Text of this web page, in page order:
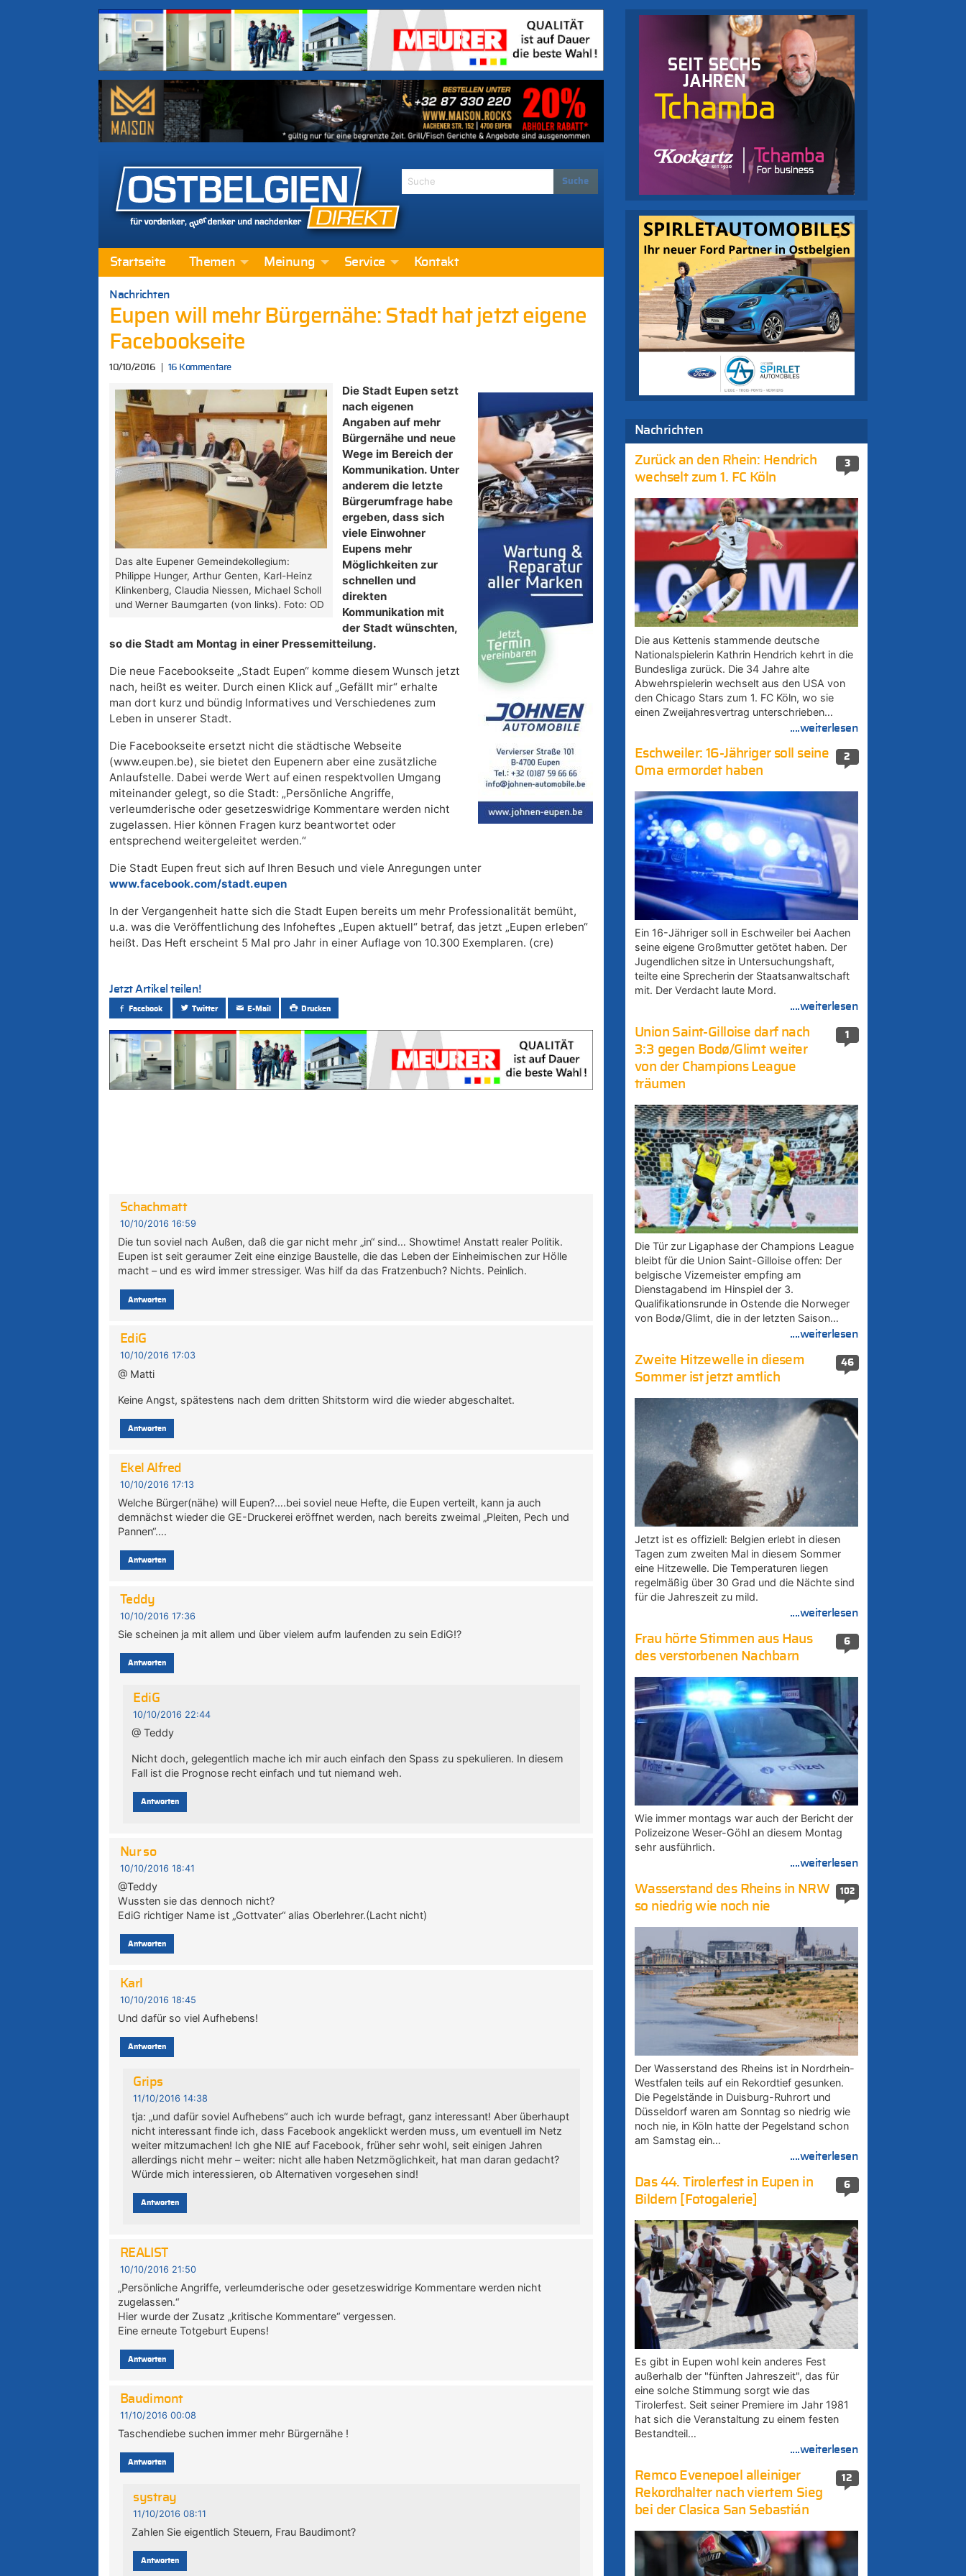
Startseite Themen Meinung Service Kontakt
Nachrichten
Eupen will mehr Bürgernähe: Stadt hat jetzt eigene
Facebookseite
10/10/2016 16 Kommentare
Das alte Eupener Gemeindekollegium:
Philippe Hunger, Arthur Genten, Karl-Heinz
Klinkenberg, Claudia Niessen, Michael Scholl
und Werner Baumgarten (von links). Foto: OD
Die Stadt Eupen setzt
nach eigenen
Angaben auf mehr
Bürgernähe und neue
Wege im Bereich der
Kommunikation. Unter
anderem die letzte
Bürgerumfrage habe
ergeben, dass sich
viele Einwohner
Eupens mehr
Möglichkeiten zur
schnellen und
direkten
Kommunikation mit
der Stadt wünschten,
so die Stadt am Montag in einer Pressemitteilung.
Die neue Facebookseite „Stadt Eupen“ komme diesem Wunsch jetzt
nach, heißt es weiter. Durch einen Klick auf „Gefällt mir“ erhalte
man dort kurz und bündig Informatives und Verschiedenes zum
Leben in unserer Stadt.
Die Facebookseite ersetzt nicht die städtische Webseite
(www.eupen.be), sie bietet den Eupenern aber eine zusätzliche
Anlaufstelle. Dabei werde Wert auf einen respektvollen Umgang
miteinander gelegt, so die Stadt: „Persönliche Angriffe,
verleumderische oder gesetzeswidrige Kommentare werden nicht
zugelassen. Hier können Fragen kurz beantwortet oder
entsprechend weitergeleitet werden.“
Die Stadt Eupen freut sich auf Ihren Besuch und viele Anregungen unter
www.facebook.com/stadt.eupen
In der Vergangenheit hatte sich die Stadt Eupen bereits um mehr Professionalität bemüht,
u.a. was die Veröffentlichung des Infoheftes „Eupen aktuell“ betraf, das jetzt „Eupen erleben“
heißt. Das Heft erscheint 5 Mal pro Jahr in einer Auflage von 10.300 Exemplaren. (cre)
Jetzt Artikel teilen!
Facebook Twitter E-Mail Drucken
Schachmatt
10/10/2016 16:59
Die tun soviel nach Außen, daß die gar nicht mehr „in“ sind… Showtime! Anstatt realer Politik.
Eupen ist seit geraumer Zeit eine einzige Baustelle, die das Leben der Einheimischen zur Hölle
macht – und es wird immer stressiger. Was hilf da das Fratzenbuch? Nichts. Peinlich.
Antworten
EdiG
10/10/2016 17:03
@ Matti
Keine Angst, spätestens nach dem dritten Shitstorm wird die wieder abgeschaltet.
Antworten
Ekel Alfred
10/10/2016 17:13
Welche Bürger(nähe) will Eupen?….bei soviel neue Hefte, die Eupen verteilt, kann ja auch
demnächst wieder die GE-Druckerei eröffnet werden, nach bereits zweimal „Pleiten, Pech und
Pannen“….
Antworten
Teddy
10/10/2016 17:36
Sie scheinen ja mit allem und über vielem aufm laufenden zu sein EdiG!?
Antworten
EdiG
10/10/2016 22:44
@ Teddy
Nicht doch, gelegentlich mache ich mir auch einfach den Spass zu spekulieren. In diesem
Fall ist die Prognose recht einfach und tut niemand weh.
Antworten
Nur so
10/10/2016 18:41
@Teddy
Wussten sie das dennoch nicht?
EdiG richtiger Name ist „Gottvater“ alias Oberlehrer.(Lacht nicht)
Antworten
Karl
10/10/2016 18:45
Und dafür so viel Aufhebens!
Antworten
Grips
11/10/2016 14:38
tja: „und dafür soviel Aufhebens“ auch ich wurde befragt, ganz interessant! Aber überhaupt
nicht interessant finde ich, dass Facebook angeklickt werden muss, um eventuell im Netz
weiter mitzumachen! Ich ghe NIE auf Facebook, früher sehr wohl, seit einigen Jahren
allerdings nicht mehr – weiter: nicht alle haben Netzmöglichkeit, hat man daran gedacht?
Würde mich interessieren, ob Alternativen vorgesehen sind!
Antworten
REALIST
10/10/2016 21:50
„Persönliche Angriffe, verleumderische oder gesetzeswidrige Kommentare werden nicht
zugelassen.“
Hier wurde der Zusatz „kritische Kommentare“ vergessen.
Eine erneute Totgeburt Eupens!
Antworten
Baudimont
11/10/2016 00:08
Taschendiebe suchen immer mehr Bürgernähe !
Antworten
systray
11/10/2016 08:11
Zahlen Sie eigentlich Steuern, Frau Baudimont?
Antworten
Nachrichten
3
Zurück an den Rhein: Hendrich
wechselt zum 1. FC Köln
Die aus Kettenis stammende deutsche
Nationalspielerin Kathrin Hendrich kehrt in die
Bundesliga zurück. Die 34 Jahre alte
Abwehrspielerin wechselt aus den USA von
den Chicago Stars zum 1. FC Köln, wo sie
einen Zweijahresvertrag unterschrieben…
....weiterlesen
2
Eschweiler: 16-Jähriger soll seine
Oma ermordet haben
Ein 16-Jähriger soll in Eschweiler bei Aachen
seine eigene Großmutter getötet haben. Der
Jugendlichen sitze in Untersuchungshaft,
teilte eine Sprecherin der Staatsanwaltschaft
mit. Der Verdacht laute Mord.
....weiterlesen
1
Union Saint-Gilloise darf nach
3:3 gegen Bodø/Glimt weiter
von der Champions League
träumen
Die Tür zur Ligaphase der Champions League
bleibt für die Union Saint-Gilloise offen: Der
belgische Vizemeister empfing am
Dienstagabend im Hinspiel der 3.
Qualifikationsrunde in Ostende die Norweger
von Bodø/Glimt, die in der letzten Saison…
....weiterlesen
46
Zweite Hitzewelle in diesem
Sommer ist jetzt amtlich
Jetzt ist es offiziell: Belgien erlebt in diesen
Tagen zum zweiten Mal in diesem Sommer
eine Hitzewelle. Die Temperaturen liegen
regelmäßig über 30 Grad und die Nächte sind
für die Jahreszeit zu mild.
....weiterlesen
6
Frau hörte Stimmen aus Haus
des verstorbenen Nachbarn
Wie immer montags war auch der Bericht der
Polizeizone Weser-Göhl an diesem Montag
sehr ausführlich.
....weiterlesen
102
Wasserstand des Rheins in NRW
so niedrig wie noch nie
Der Wasserstand des Rheins ist in Nordrhein-
Westfalen teils auf ein Rekordtief gesunken.
Die Pegelstände in Duisburg-Ruhrort und
Düsseldorf waren am Sonntag so niedrig wie
noch nie, in Köln hatte der Pegelstand schon
am Samstag ein…
....weiterlesen
6
Das 44. Tirolerfest in Eupen in
Bildern [Fotogalerie]
Es gibt in Eupen wohl kein anderes Fest
außerhalb der "fünften Jahreszeit", das für
eine solche Stimmung sorgt wie das
Tirolerfest. Seit seiner Premiere im Jahr 1981
hat sich die Veranstaltung zu einem festen
Bestandteil…
....weiterlesen
12
Remco Evenepoel alleiniger
Rekordhalter nach viertem Sieg
bei der Clasica San Sebastián